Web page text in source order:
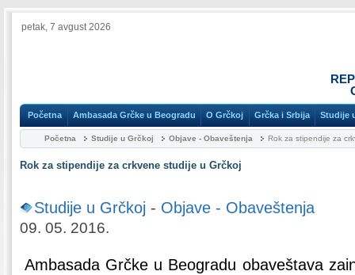
petak, 7 avgust 2026
Početna Ambasada Grčke u Beogradu O Grčkoj Grčka i Srbija Studije
Početna Studije u Grčkoj Objave - Obaveštenja Rok za stipendije za
Rok za stipendije za crkvene studije u Grčkoj
Studije u Grčkoj - Objave - Obaveštenja
09. 05. 2016.
Ambasada Grčke u Beogradu obaveštava